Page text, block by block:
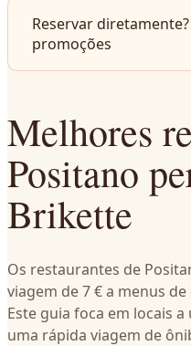
Reservar
promoções
Melhores
Positano
Brikette
Os restaurantes de
viagem de 7 € a menus
Este guia foca em locais
uma rápida viagem de